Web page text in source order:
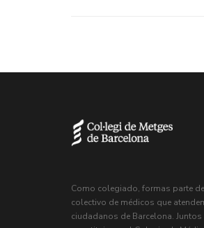
Como colegiado, formas parte
colectivo de médicos que
ciudadanos de Barcelona. Juntos